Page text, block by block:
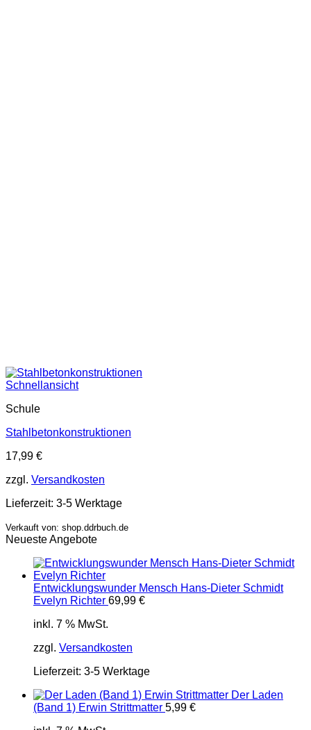
Schnellansicht
Schule
Stahlbetonkonstruktionen
17,99 €
zzgl. Versandkosten
Lieferzeit: 3-5 Werktage
Verkauft von: shop.ddrbuch.de
Neueste Angebote
Entwicklungswunder Mensch Hans-Dieter Schmidt
Evelyn Richter 69,99 €
inkl. 7 % MwSt.
zzgl. Versandkosten
Lieferzeit: 3-5 Werktage
Der Laden
(Band 1) Erwin Strittmatter 5,99 €